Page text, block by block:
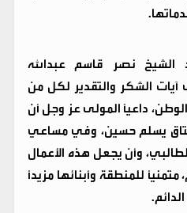
نصر قاسم عبدالله
الشكر والتقدير لكل من
داعياً المولى عز وجل أن
يسلم حسين، وفي مساعي
وأن يجعل هذه الأعمال
للمنطقة وأبنائها مزيداً